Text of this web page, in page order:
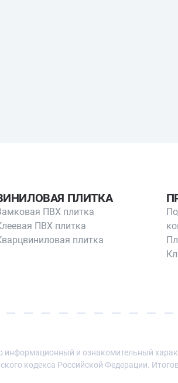
ПЛИТКА
ПВХ плитка
ПВХ плитка
плитка
и ознакомительный
кодекса Российской Федерации.